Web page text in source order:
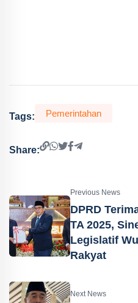
Tags: Pemerintahan
Share:
Previous News
DPRD
TA 2025,
Legislatif
Rakyat
Next News